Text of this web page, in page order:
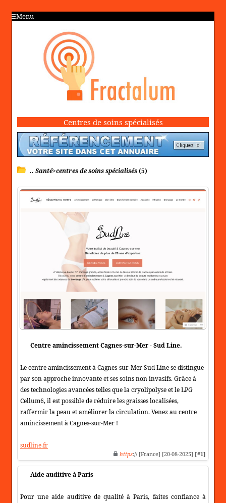
Menu
Centres de soins spécialisés
.. Santé>centres de soins spécialisés(5)
Centre amincissement Cagnes-sur-Mer - Sud Line.
Le centre amincissement à Cagnes-sur-Mer Sud Line se distingue
par son approche innovante et ses soins non invasifs. Grâce à
des technologies avancées telles que la cryolipolyse et le LPG
Cellum6, il est possible de réduire les graisses localisées,
raffermir la peau et améliorer la circulation. Venez au centre
amincissement à Cagnes-sur-Mer !
sudline.fr
https:// [France] [20-08-2025] [#1]
Aide auditive à Paris
Pour une aide auditive de qualité à Paris, faites confiance à